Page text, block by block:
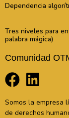
Dependencia
Tres niveles para
palabra mágica)
Comunidad
Somos la empresa
de derechos